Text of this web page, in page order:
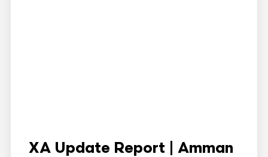
XA Update Report | Amman